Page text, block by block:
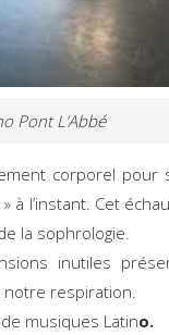
Pont L’Abbé
corporel pour
l’instant. Cet
la sophrologie.
inutiles
respiration.
musiques Latino.